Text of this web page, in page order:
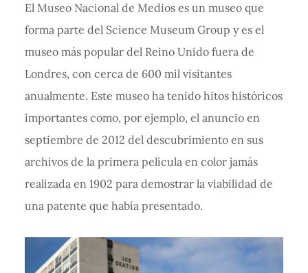
El Museo Nacional de Medios es un museo que
forma parte del Science Museum Group y es el
museo más popular del Reino Unido fuera de
Londres, con cerca de 600 mil visitantes
anualmente. Este museo ha tenido hitos históricos
importantes como, por ejemplo, el anuncio en
septiembre de 2012 del descubrimiento en sus
archivos de la primera película en color jamás
realizada en 1902 para demostrar la viabilidad de
una patente que había presentado.